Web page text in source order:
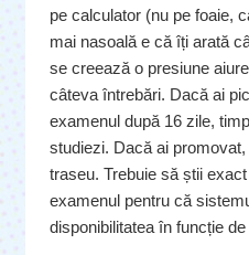
pe calculator (nu pe foaie,
mai nasoală e că îți arată
se creează o presiune
câteva întrebări. Dacă ai
examenul după 16 zile,
studiezi. Dacă ai
traseu. Trebuie să știi
examenul pentru că
disponibilitatea în funcție de